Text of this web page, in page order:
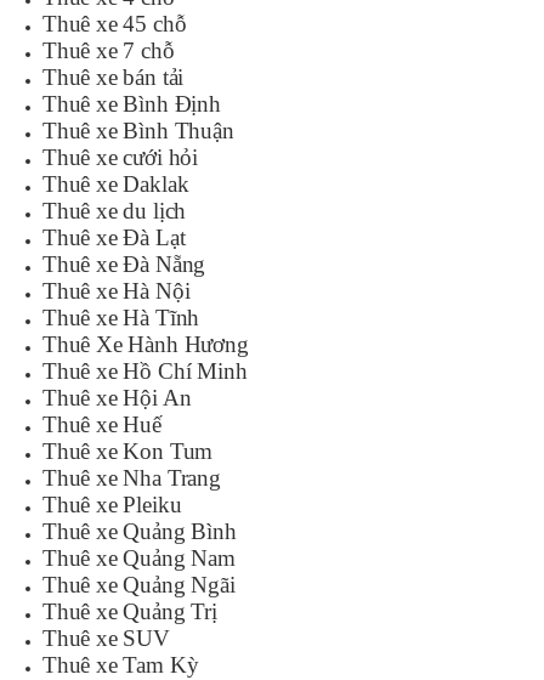
Thuê xe 45 chỗ
Thuê xe 7 chỗ
Thuê xe bán tải
Thuê xe Bình Định
Thuê xe Bình Thuận
Thuê xe cưới hỏi
Thuê xe Daklak
Thuê xe du lịch
Thuê xe Đà Lạt
Thuê xe Đà Nẵng
Thuê xe Hà Nội
Thuê xe Hà Tĩnh
Thuê Xe Hành Hương
Thuê xe Hồ Chí Minh
Thuê xe Hội An
Thuê xe Huế
Thuê xe Kon Tum
Thuê xe Nha Trang
Thuê xe Pleiku
Thuê xe Quảng Bình
Thuê xe Quảng Nam
Thuê xe Quảng Ngãi
Thuê xe Quảng Trị
Thuê xe SUV
Thuê xe Tam Kỳ